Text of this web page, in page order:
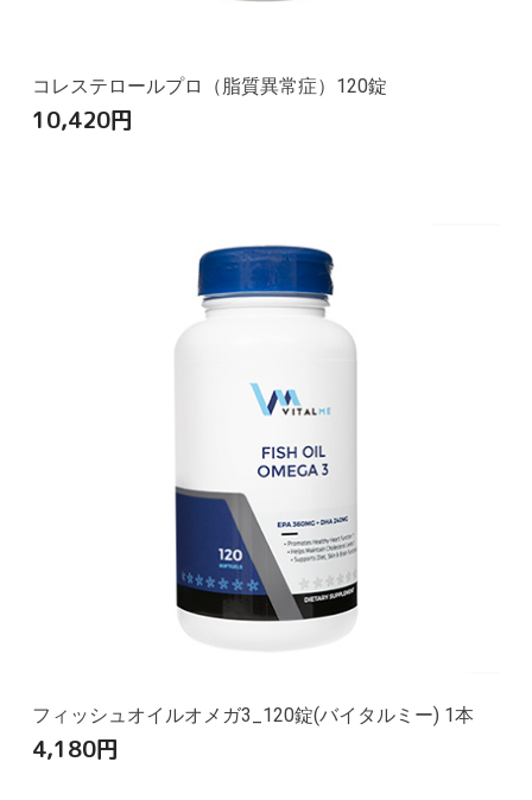
コレステロールプロ（脂質異常症）120錠
10,420円
フィッシュオイルオメガ3_120錠(バイタルミー) 1本
4,180円